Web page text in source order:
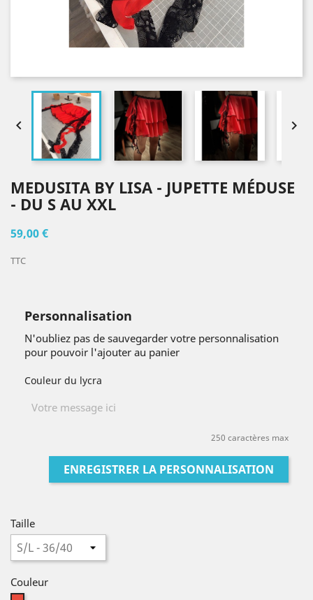
 
MEDUSITA BY LISA - JUPETTE MÉDUSE
- DU S AU XXL
59,00 €
TTC
Personnalisation
N'oubliez pas de sauvegarder votre personnalisation
pour pouvoir l'ajouter au panier
Couleur du lycra
250 caractères max
ENREGISTRER LA PERSONNALISATION
Taille
Couleur